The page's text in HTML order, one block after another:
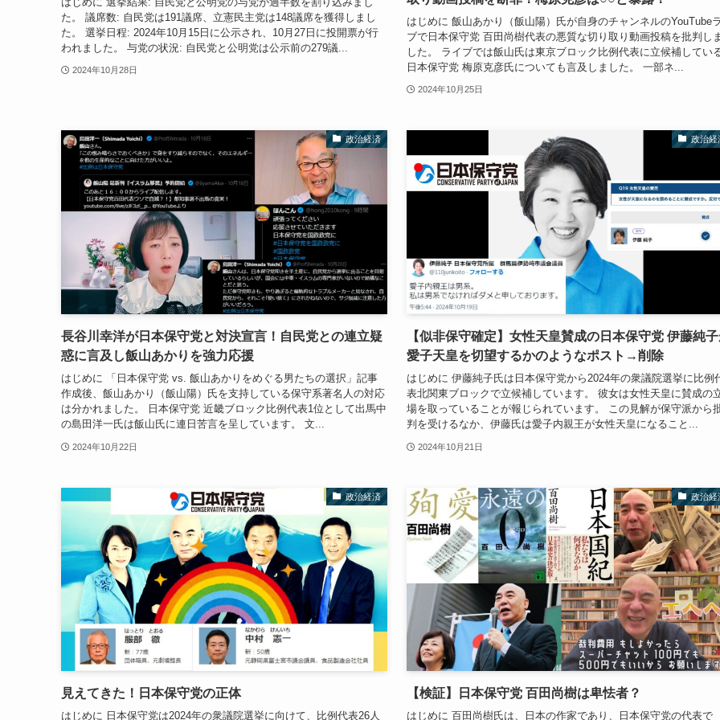
た。 議席数: 自民党は191議席、立憲民主党は148議席を獲得しまし
た。 選挙日程: 2024年10月15日に公示され、10月27日に投開票が行
われました。 与党の状況: 自民党と公明党は公示前の279議...
2024年10月28日
はじめに 飯山あかり（飯山陽）氏が自身のチャンネルのYouTube
ブで日本保守党 百田尚樹代表の悪質な切り取り動画投稿を批判しま
した。 ライブでは飯山氏は東京ブロック比例代表に立候補してい
日本保守党 梅原克彦氏についても言及しました。 一部ネ...
2024年10月25日
政治経済
長谷川幸洋が日本保守党と対決宣言！自民党との連立疑
惑に言及し飯山あかりを強力応援
はじめに 「日本保守党 vs. 飯山あかりをめぐる男たちの選択」記事
作成後、飯山あかり（飯山陽）氏を支持している保守系著名人の対応
は分かれました。 日本保守党 近畿ブロック比例代表1位として出馬中
の島田洋一氏は飯山氏に連日苦言を呈しています。 文...
2024年10月22日
政治経
【似非保守確定】女性天皇賛成の日本保守党 伊藤純
愛子天皇を切望するかのようなポスト→削除
はじめに 伊藤純子氏は日本保守党から2024年の衆議院選挙に比例
表北関東ブロックで立候補しています。 彼女は女性天皇に賛成の
場を取っていることが報じられています。 この見解が保守派から
判を受けるなか、伊藤氏は愛子内親王が女性天皇になること...
2024年10月21日
政治経済
見えてきた！日本保守党の正体
はじめに 日本保守党は2024年の衆議院選挙に向けて、比例代表26人
政治経
【検証】日本保守党 百田尚樹は卑怯者？
はじめに 百田尚樹氏は、日本の作家であり、日本保守党の代表で